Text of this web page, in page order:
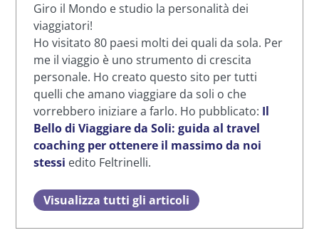
Giro il Mondo e studio la personalità dei
viaggiatori!
Ho visitato 80 paesi molti dei quali da sola. Per
me il viaggio è uno strumento di crescita
personale. Ho creato questo sito per tutti
quelli che amano viaggiare da soli o che
vorrebbero iniziare a farlo. Ho pubblicato: Il
Bello di Viaggiare da Soli: guida al travel
coaching per ottenere il massimo da noi
stessi edito Feltrinelli.
Visualizza tutti gli articoli